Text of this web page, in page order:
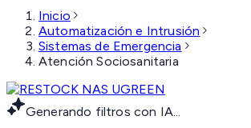
Inicio
Automatización e Intrusión
Sistemas de Emergencia
Atención Sociosanitaria
Generando filtros con IA...